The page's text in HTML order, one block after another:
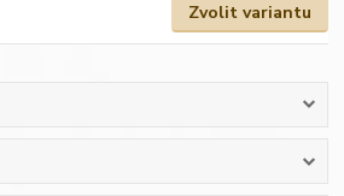
Zvolit variantu